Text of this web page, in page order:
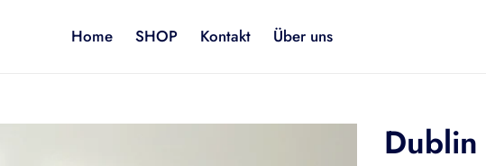
Home SHOP Kontakt Über uns